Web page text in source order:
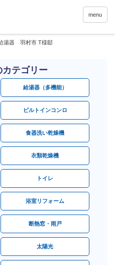
menu
湯器 羽村市 T様邸
テゴリー
給湯器（多機能）
ビルトインコンロ
食器洗い乾燥機
衣類乾燥機
トイレ
浴室リフォーム
断熱窓・雨戸
太陽光